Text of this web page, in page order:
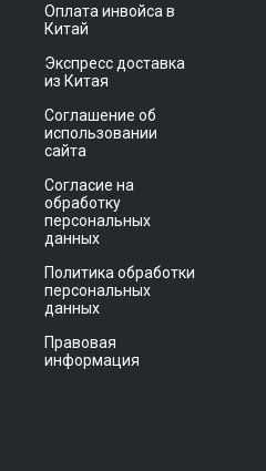
Оплата инвойса в
Китай
Экспресс доставка
из Китая
Соглашение об
использовании
сайта
Согласие на
обработку
персональных
данных
Политика обработки
персональных
данных
Правовая
информация